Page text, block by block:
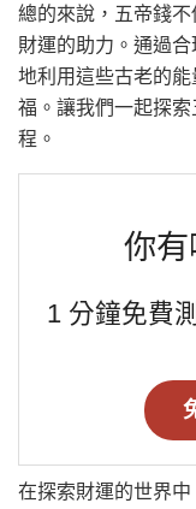
總的來說，五帝錢
財運的助力。通過
地利用這些古老的
福。讓我們一起探
程。
你有
1 分鐘免費
在探索財運的世界